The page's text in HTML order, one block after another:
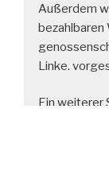
Außerdem
bezahlbaren
Linke.
Ein weiterer